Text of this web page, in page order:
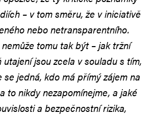
– v tom směru, že v iniciativě
nebo netransparentního.
tomu tak být – jak tržní
utajení jsou zcela v souladu s tím,
jedná, kdo má přímý zájem na
to nikdy nezapomínejme, a jaké
a bezpečnostní rizika,